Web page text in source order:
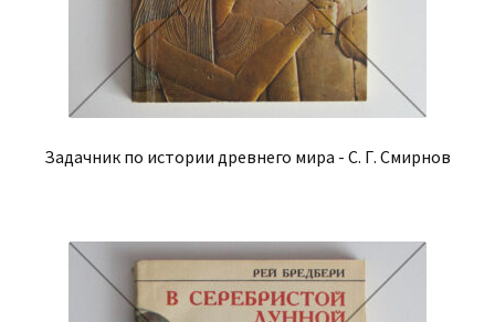
Задачник по истории древнего мира - С. Г. Смирнов